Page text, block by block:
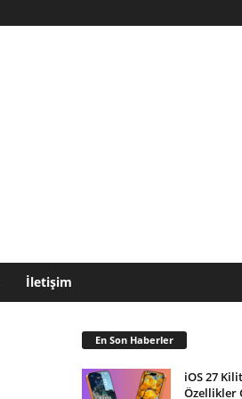
İletişim
En Son Haberler
iOS 27
Özellikler